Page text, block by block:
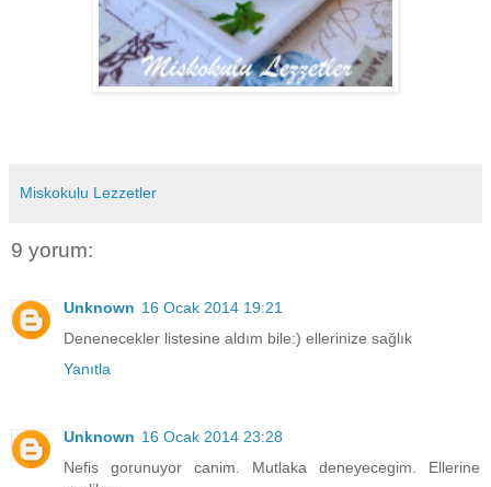
Miskokulu Lezzetler
9 yorum:
Unknown 16 Ocak 2014 19:21
Denenecekler listesine aldım bile:) ellerinize sağlık
Yanıtla
Unknown 16 Ocak 2014 23:28
Nefis gorunuyor canim. Mutlaka deneyecegim. Ellerine